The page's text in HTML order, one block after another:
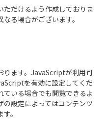
だけるよう作成しておりま
る場合がございます。
ます。JavaScriptが利用可
を有効に設定してくだ
いる場合でも閲覧できるよ
設定によってはコンテンツ
。